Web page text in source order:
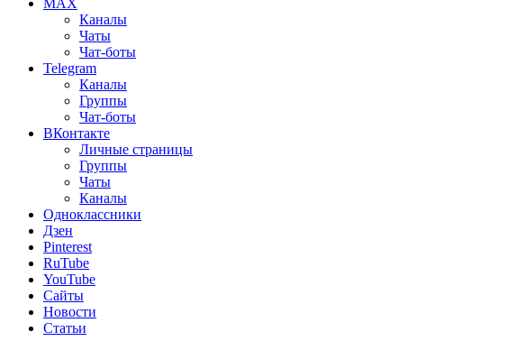
MAX
Каналы
Чаты
Чат-боты
Telegram
Каналы
Группы
Чат-боты
ВКонтакте
Личные страницы
Группы
Чаты
Каналы
Одноклассники
Дзен
Pinterest
RuTube
YouTube
Сайты
Новости
Статьи